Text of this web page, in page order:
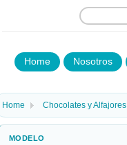
Home Nosotros
Home Chocolates y Alfajores